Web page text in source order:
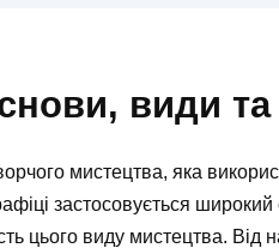
види та
мистецтва, яка
застосовується
цього виду мистецтва.